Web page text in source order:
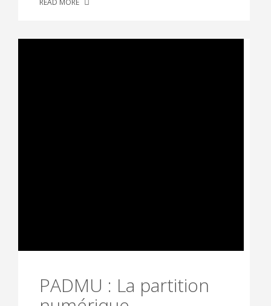
READ MORE
PADMU : La partition